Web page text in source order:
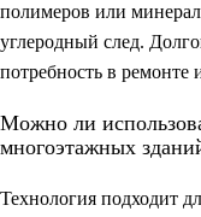
полимеров или
углеродный след.
потребность в ремонте
Можно ли
многоэтажных
Технология подходит